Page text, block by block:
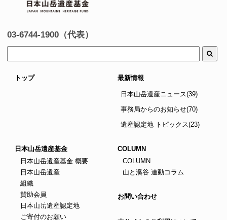
03-6744-1900（代表）
トップ 最新情報
日本山岳遺産ニュース(39)
事務局からのお知らせ(70)
遺産認定地 トピックス(23)
日本山岳遺産基金
日本山岳遺産基金 概要
日本山岳遺産
組織
賛助会員
日本山岳遺産認定地
ご寄付のお願い
COLUMN
COLUMN
山と溪谷 連動コラム
お問い合わせ